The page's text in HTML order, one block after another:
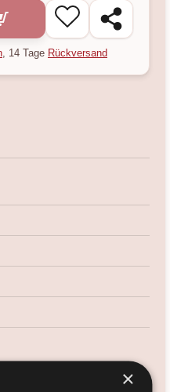
, 14 Tage Rückversand
×